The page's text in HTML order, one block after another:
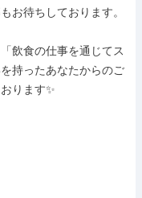
お待ちしております。
飲食の仕事を通じてス
持ったあなたからのご
ります✨